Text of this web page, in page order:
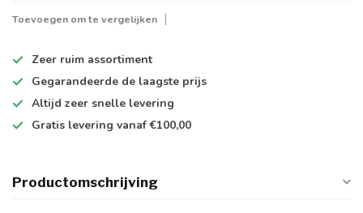
Toevoegen om te vergelijken
Zeer ruim assortiment
Gegarandeerde de laagste prijs
Altijd zeer snelle levering
Gratis levering vanaf €100,00
Productomschrijving